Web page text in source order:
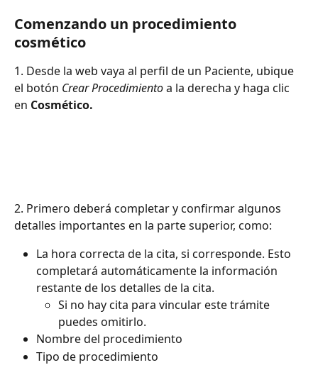
Comenzando un procedimiento
cosmético
1. Desde la web vaya al perfil de un Paciente, ubique
el botón Crear Procedimiento a la derecha y haga clic
en Cosmético.
2. Primero deberá completar y confirmar algunos
detalles importantes en la parte superior, como:
La hora correcta de la cita, si corresponde. Esto
completará automáticamente la información
restante de los detalles de la cita.
Si no hay cita para vincular este trámite
puedes omitirlo.
Nombre del procedimiento
Tipo de procedimiento